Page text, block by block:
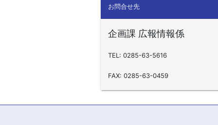
お問合せ先
企画課 広報情報係
TEL: 0285-63-5616
FAX: 0285-63-0459